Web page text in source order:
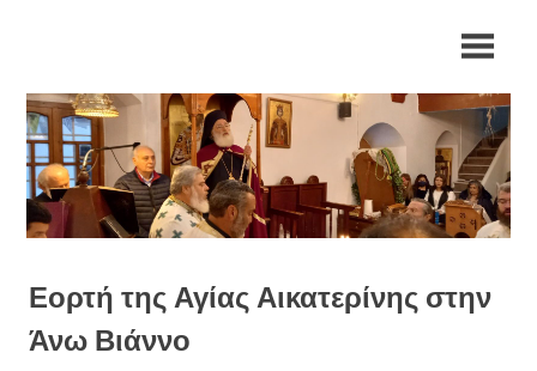
Μητρόπολη
Αρκαλοχωρίου,
Καστελλίου
και
Βιάννου
Καστελλίου
και
Βιάννου
Εορτή της Αγίας Αικατερίνης στην
Άνω Βιάννο